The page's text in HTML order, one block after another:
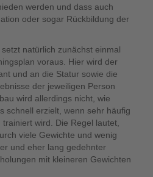
werden und dass auch
oder sogar Rückbildung der
natürlich zunächst einmal
voraus. Hier wird der
und an die Statur sowie die
der jeweiligen Person
wird allerdings nicht, wie
schnell erzielt, wenn sehr häufig
wird. Die Regel lautet,
viele Gewichte und wenig
und eher lang gedehnter
mit kleineren Gewichten